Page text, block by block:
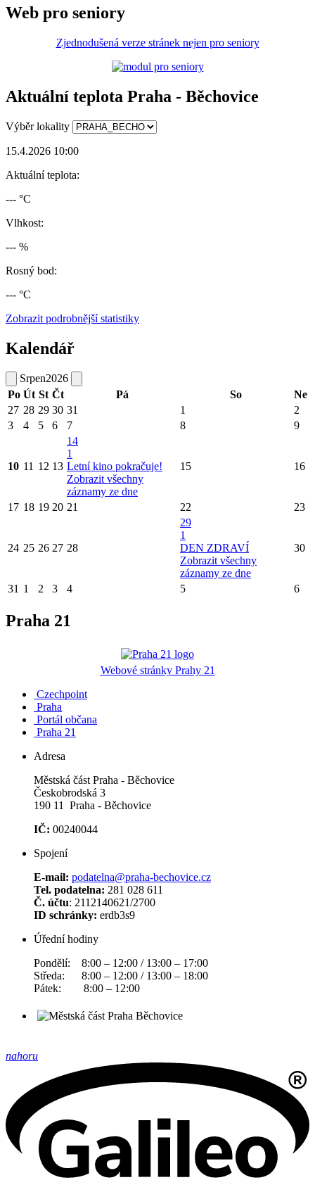
Web pro seniory
Zjednodušená verze stránek nejen pro seniory
Aktuální teplota Praha - Běchovice
Výběr lokality
15.4.2026 10:00
Aktuální teplota:
--- °C
Vlhkost:
--- %
Rosný bod:
--- °C
Zobrazit podrobnější statistiky
Kalendář
Srpen2026
Po Út St Čt Pá So
Ne
27 28 29 30 31 1
2
3
4 5 6 7 8 9
10 11 12 13
14
1
Letní kino pokračuje!
Zobrazit všechny
záznamy ze dne
15 16
17 18 19 20 21 22 23
24 25 26 27 28
29
1
DEN ZDRAVÍ
Zobrazit všechny
záznamy ze dne
30
31 1 2 3 4 5 6
Praha 21
Webové stránky Prahy 21
Czechpoint
Praha
Portál občana
Praha 21
Adresa
Městská část Praha - Běchovice
Českobrodská 3
190 11 Praha - Běchovice
IČ: 00240044
Spojení
E-mail: podatelna@praha-bechovice.cz
Tel. podatelna: 281 028 611
Č. účtu: 2112140621/2700
ID schránky: erdb3s9
Úřední hodiny
Pondělí: 8:00 – 12:00 / 13:00 – 17:00
Středa: 8:00 – 12:00 / 13:00 – 18:00
Pátek: 8:00 – 12:00
nahoru